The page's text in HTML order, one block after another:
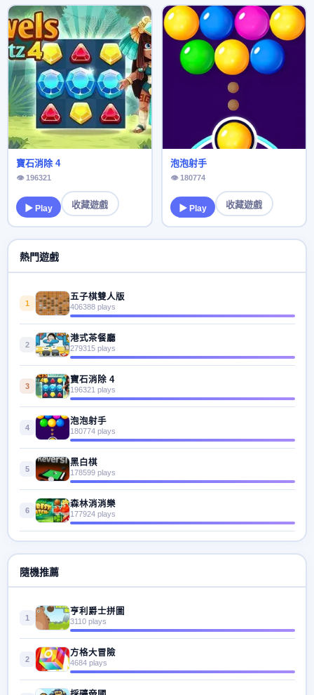
寶石消除 4
👁 196321
▶ Play 收藏遊戲
泡泡射手
👁 180774
▶ Play 收藏遊戲
熱門遊戲
1
五子棋雙人版
406388 plays
2
港式茶餐廳
279315 plays
3
寶石消除 4
196321 plays
4
泡泡射手
180774 plays
5
黑白棋
178599 plays
6
森林消消樂
177924 plays
隨機推薦
1
亨利爵士拼圖
3110 plays
2
方格大冒險
4684 plays